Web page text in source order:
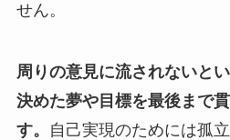
せん。
周りの意見に流されないと
決めた夢や目標を最後まで
す。
自己実現のためには孤